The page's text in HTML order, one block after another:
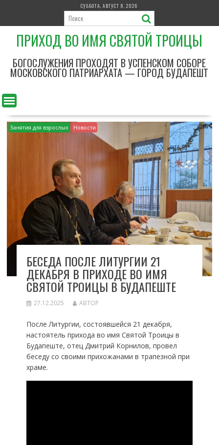
р
с
о
СУББОТА, АВГУСТ 8, 2026
ПРИХОД ВО ИМЯ СВЯТОЙ ТРОИЦЫ
БОГОСЛУЖЕНИЯ ПРОХОДЯТ В УСПЕНСКОМ СОБОРЕ
МОСКОВСКОГО ПАТРИАРХАТА — ГОРОД БУДАПЕШТ
Занятия для взрослых Новости
БЕСЕДА ПОСЛЕ ЛИТУРГИИ 21
ДЕКАБРЯ В ПРИХОДЕ ВО ИМЯ
СВЯТОЙ ТРОИЦЫ В БУДАПЕШТЕ
27.12.2025 АВТОР
После Литургии, состоявшейся 21 декабря,
настоятель прихода во имя Святой Троицы в
Будапеште, отец Дмитрий Корнилов, провел
беседу со своими прихожанами в трапезной при
храме.